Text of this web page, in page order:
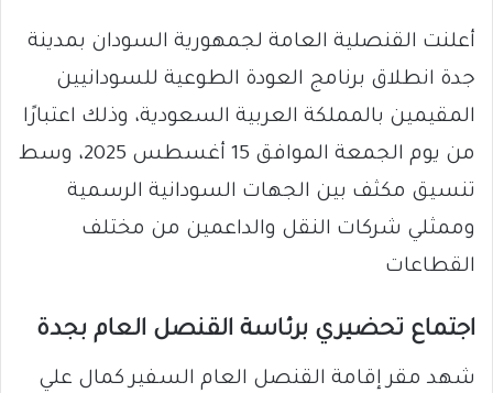
أعلنت القنصلية العامة لجمهورية السودان بمدينة
جدة انطلاق برنامج العودة الطوعية للسودانيين
المقيمين بالمملكة العربية السعودية، وذلك اعتبارًا
من يوم الجمعة الموافق 15 أغسطس 2025، وسط
تنسيق مكثف بين الجهات السودانية الرسمية
وممثلي شركات النقل والداعمين من مختلف
القطاعات
اجتماع تحضيري برئاسة القنصل العام بجدة
شهد مقر إقامة القنصل العام السفير كمال علي